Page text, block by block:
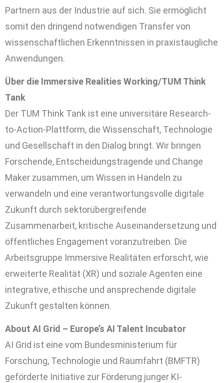
Partnern aus der Industrie auf sich. Sie ermöglicht
somit den dringend notwendigen Transfer von
wissenschaftlichen Erkenntnissen in praxistaugliche
Anwendungen.
Über die Immersive Realities Working/TUM Think
Tank
Der TUM Think Tank ist eine universitäre Research-
to-Action-Plattform, die Wissenschaft, Technologie
und Gesellschaft in den Dialog bringt. Wir bringen
Forschende, Entscheidungstragende und Change
Maker zusammen, um Wissen in Handeln zu
verwandeln und eine verantwortungsvolle digitale
Zukunft durch sektorübergreifende
Zusammenarbeit, kritische Auseinandersetzung und
öffentliches Engagement voranzutreiben. Die
Arbeitsgruppe Immersive Realitäten erforscht, wie
erweiterte Realität (XR) und soziale Agenten eine
integrative, ethische und ansprechende digitale
Zukunft gestalten können.
About AI Grid – Europe’s AI Talent Incubator
AI Grid ist eine vom Bundesministerium für
Forschung, Technologie und Raumfahrt (BMFTR)
geförderte Initiative zur Förderung junger KI-